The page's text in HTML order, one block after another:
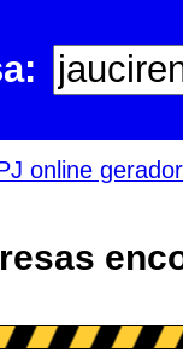
online gerador